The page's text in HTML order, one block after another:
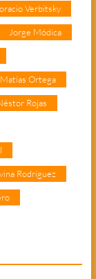
Verbitsky
Jorge Módica
Matías Ortega
Rojas
Rodríguez